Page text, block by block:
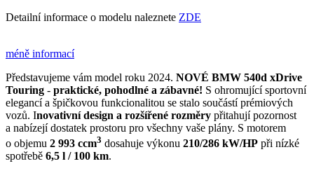
Detailní informace o modelu naleznete ZDE
méně informací
Představujeme vám model roku 2024. NOVÉ BMW 540d xDrive
Touring - praktické, pohodlné a zábavné! S ohromující sportovní
elegancí a špičkovou funkcionalitou se stalo součástí prémiových
vozů. Inovativní design a rozšířené rozměry přitahují pozornost
a nabízejí dostatek prostoru pro všechny vaše plány. S motorem
o objemu 2 993 ccm3 dosahuje výkonu 210/286 kW/HP při nízké
spotřebě 6,5 l / 100 km.